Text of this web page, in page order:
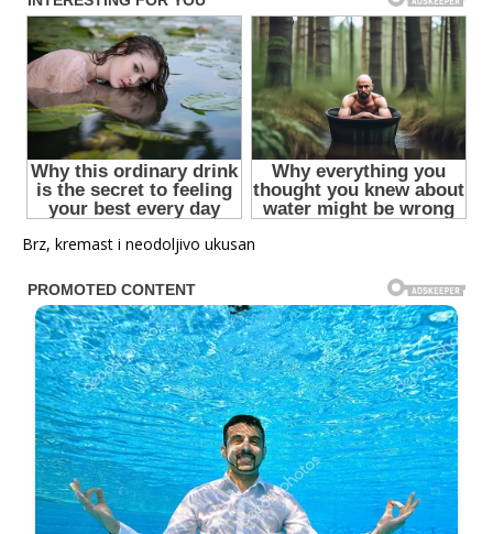
Brz, kremast i neodoljivo ukusan